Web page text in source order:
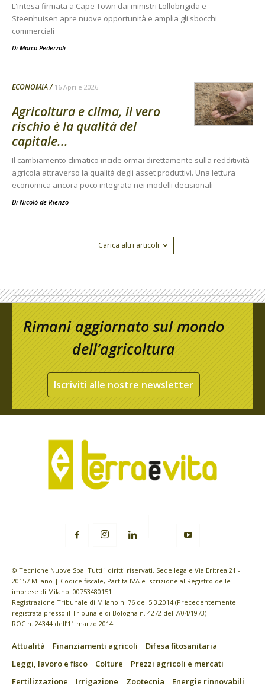
L'intesa firmata a Cape Town dai ministri Lollobrigida e
Steenhuisen apre nuove opportunità e amplia gli sbocchi
commerciali
Di Marco Pederzoli
ECONOMIA 16 Aprile 2026
Agricoltura e clima, il vero
rischio è la qualità del
capitale...
Il cambiamento climatico incide ormai direttamente sulla redditività
agricola attraverso la qualità degli asset produttivi. Una lettura
economica ancora poco integrata nei modelli decisionali
Di Nicolò de Rienzo
Carica altri articoli
Rimani aggiornato sul mondo
dell’agricoltura
Iscriviti alle nostre newsletter
© Tecniche Nuove Spa. Tutti i diritti riservati. Sede legale Via Eritrea 21 -
20157 Milano | Codice fiscale, Partita IVA e Iscrizione al Registro delle
imprese di Milano: 00753480151
Registrazione Tribunale di Milano n. 76 del 5.3.2014 (Precedentemente
registrata presso il Tribunale di Bologna n. 4272 del 7/04/1973)
ROC n. 24344 dell’11 marzo 2014
Attualità Finanziamenti agricoli
Difesa fitosanitaria
Leggi, lavoro e fisco
Colture
Prezzi agricoli e mercati
Fertilizzazione
Irrigazione Zootecnia
Energie rinnovabili